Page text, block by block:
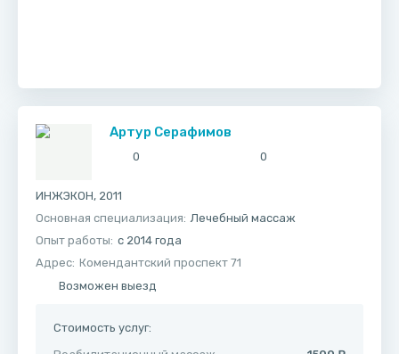
Артур Серафимов
0 0
ИНЖЭКОН, 2011
Основная специализация: Лечебный массаж
Опыт работы: с 2014 года
Адрес: Комендантский проспект 71
Возможен выезд
Стоимость услуг: